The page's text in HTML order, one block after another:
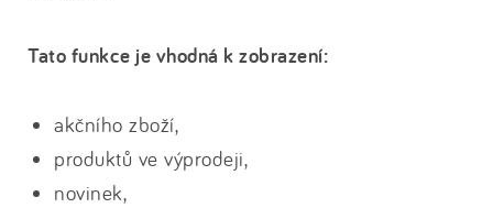
Tato funkce je vhodná k zobrazení:
akčního zboží,
produktů ve výprodeji,
novinek,